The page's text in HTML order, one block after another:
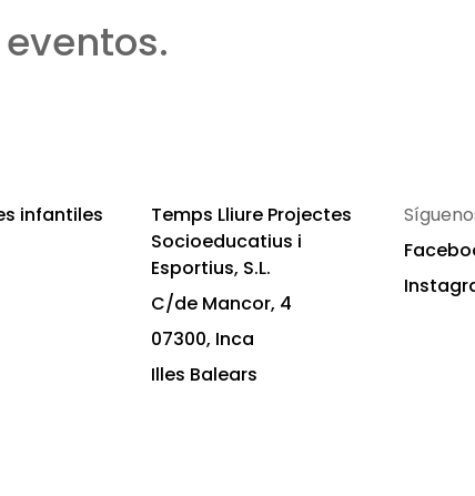
infantiles
Temps Lliure Projectes
Socioeducatius i
Esportius, S.L.
C/de Mancor, 4
07300, Inca
Illes Balears